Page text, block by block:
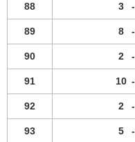
88 3 -
89 8 -
90 2 -
91 10 -
92 2 -
93 5 -